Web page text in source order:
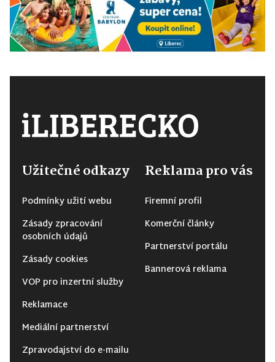
Užitečné odkazy
Podmínky užití webu
Zásady zpracování
osobních údajů
Zásady cookies
VOP pro inzertní služby
Reklamace
Mediální partnerství
Zpravodajství do e-mailu
Reklama pro vás
Firemní profil
Komerční články
Partnerství portálu
Bannerová reklama